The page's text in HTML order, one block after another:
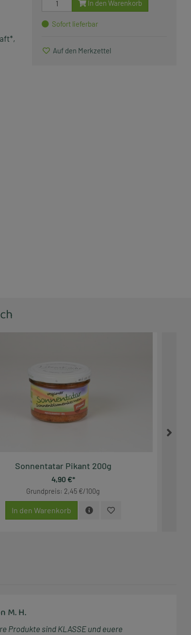
In den Warenkorb
Sofort lieferbar
Auf den Merkzettel
Sonnentatar Pikant 200g
4,90 €*
Grundpreis: 2,45 €/100g
In den Warenkorb
M. H.
Produkte sind KLASSE und euere